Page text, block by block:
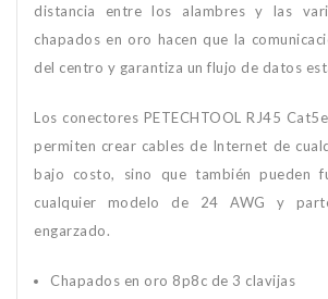
distancia entre los alambres y las
chapados en oro hacen que la
del centro y garantiza un flujo de datos
Los conectores PETECHTOOL RJ45
permiten crear cables de Internet de
bajo costo, sino que también pueden
cualquier modelo de 24 AWG y
engarzado.
Chapados en oro 8p8c de 3 clavijas